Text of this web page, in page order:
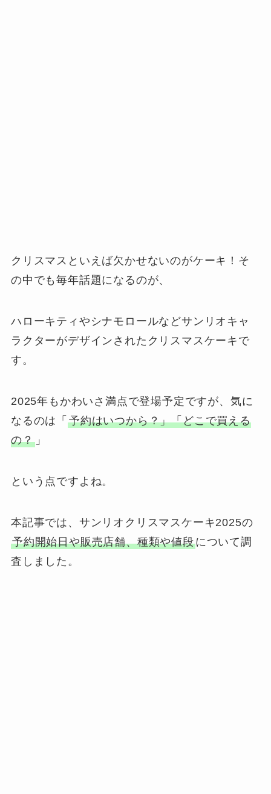
クリスマスといえば欠かせないのがケーキ！そ
の中でも毎年話題になるのが、
ハローキティやシナモロールなどサンリオキャ
ラクターがデザインされたクリスマスケーキで
す。
2025年もかわいさ満点で登場予定ですが、気に
なるのは「 予約はいつから？」「どこで買える
の？」
という点ですよね。
本記事では、サンリオクリスマスケーキ2025の
予約開始日や販売店舗、種類や値段について調
査しました。